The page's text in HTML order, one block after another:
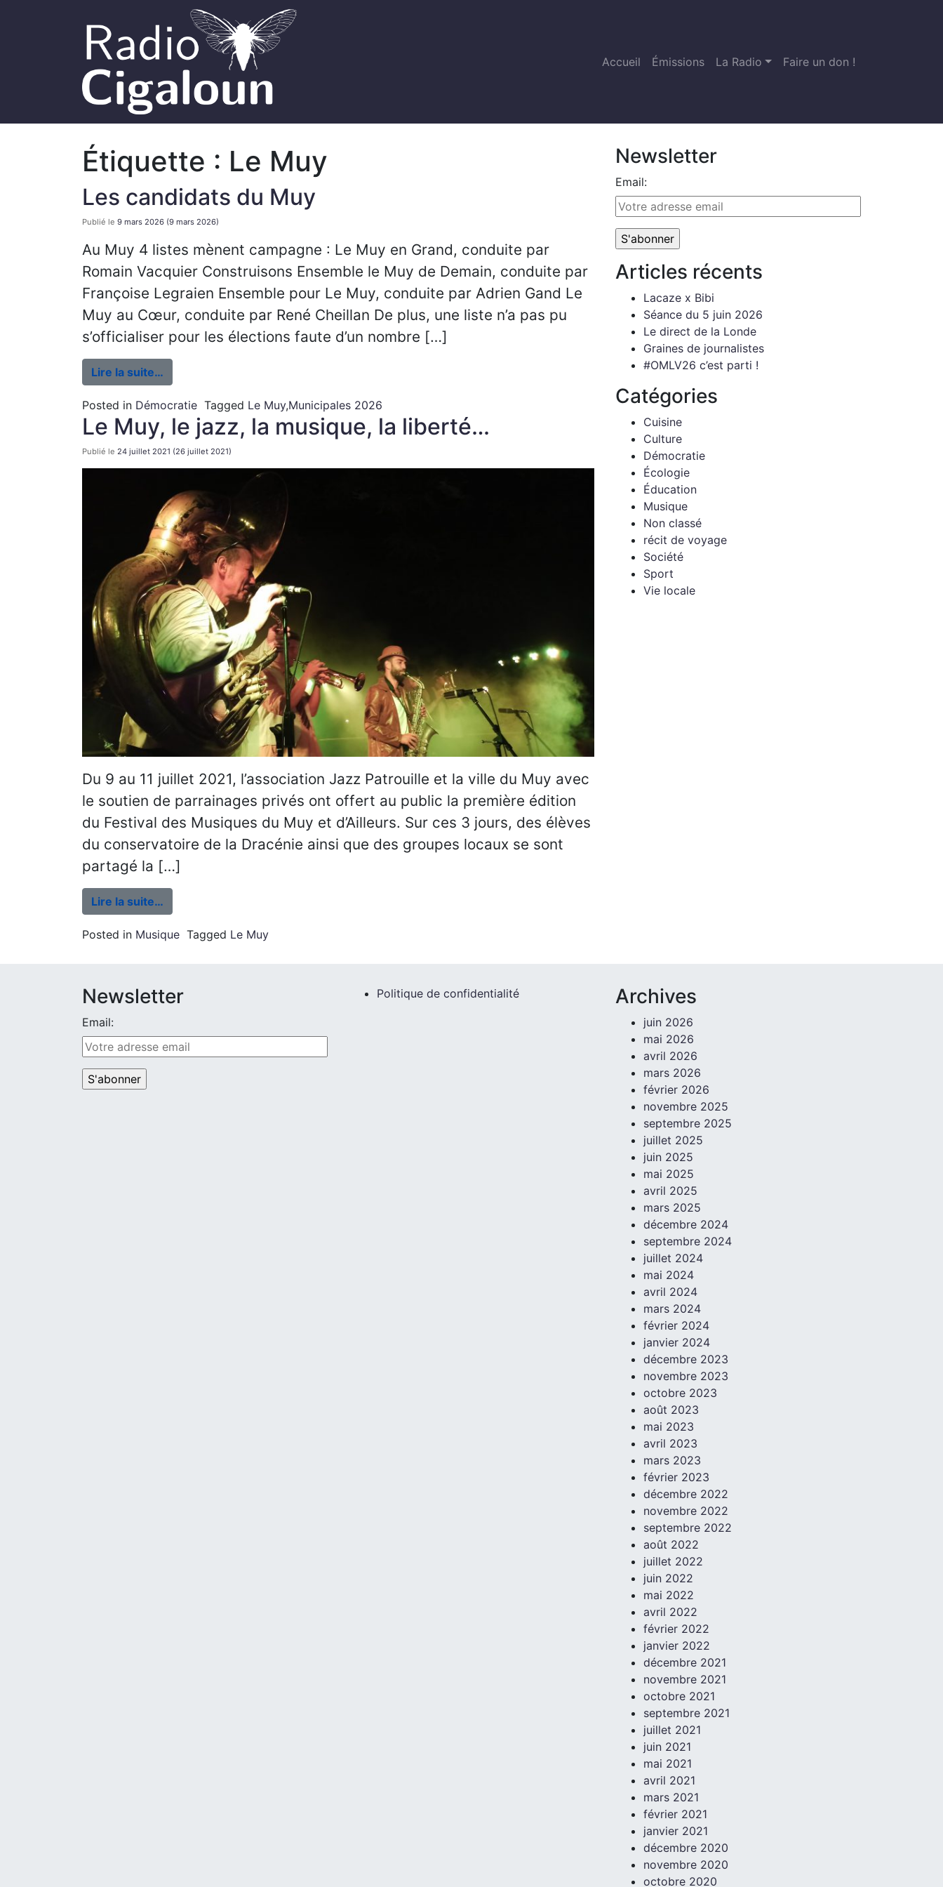
Accueil Émissions La Radio Faire un don !
Étiquette : Le Muy
Les candidats du Muy
Publié le 9 mars 2026 (9 mars 2026)
Au Muy 4 listes mènent campagne : Le Muy en Grand, conduite par
Romain Vacquier Construisons Ensemble le Muy de Demain, conduite par
Françoise Legraien Ensemble pour Le Muy, conduite par Adrien Gand Le
Muy au Cœur, conduite par René Cheillan De plus, une liste n’a pas pu
s’officialiser pour les élections faute d’un nombre […]
Lire la suite…
Posted in Démocratie Tagged Le Muy,Municipales 2026
Le Muy, le jazz, la musique, la liberté…
Publié le 24 juillet 2021 (26 juillet 2021)
Du 9 au 11 juillet 2021, l’association Jazz Patrouille et la ville du Muy avec
le soutien de parrainages privés ont offert au public la première édition
du Festival des Musiques du Muy et d’Ailleurs. Sur ces 3 jours, des élèves
du conservatoire de la Dracénie ainsi que des groupes locaux se sont
partagé la […]
Lire la suite…
Posted in Musique Tagged Le Muy
Newsletter
Email:
Articles récents
Lacaze x Bibi
Séance du 5 juin 2026
Le direct de la Londe
Graines de journalistes
#OMLV26 c’est parti !
Catégories
Cuisine
Culture
Démocratie
Écologie
Éducation
Musique
Non classé
récit de voyage
Société
Sport
Vie locale
Newsletter
Email:
Politique de confidentialité Archives
juin 2026
mai 2026
avril 2026
mars 2026
février 2026
novembre 2025
septembre 2025
juillet 2025
juin 2025
mai 2025
avril 2025
mars 2025
décembre 2024
septembre 2024
juillet 2024
mai 2024
avril 2024
mars 2024
février 2024
janvier 2024
décembre 2023
novembre 2023
octobre 2023
août 2023
mai 2023
avril 2023
mars 2023
février 2023
décembre 2022
novembre 2022
septembre 2022
août 2022
juillet 2022
juin 2022
mai 2022
avril 2022
février 2022
janvier 2022
décembre 2021
novembre 2021
octobre 2021
septembre 2021
juillet 2021
juin 2021
mai 2021
avril 2021
mars 2021
février 2021
janvier 2021
décembre 2020
novembre 2020
octobre 2020